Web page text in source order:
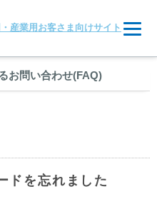
お問い合わせ(FAQ)
ドを忘れました